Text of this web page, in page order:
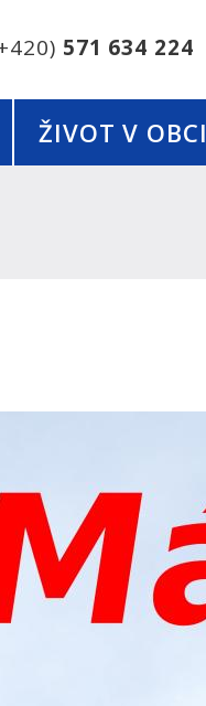
ŽIVOT V OBCI
571 634 224